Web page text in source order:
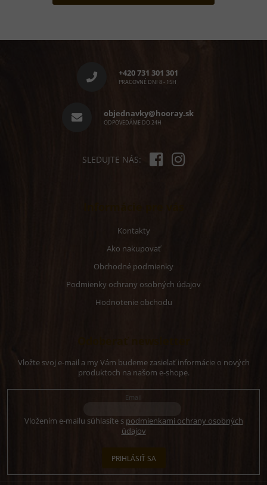
Z
+420 731 301 301
PRACOVNÉ DNI 8 - 15H
objednavky@hooray.sk
ODPOVEDÁME DO 24H
SLEDUJTE NÁS:
Kontakty
Ako nakupovať
Obchodné podmienky
Podmienky ochrany osobných údajov
Hodnotenie obchodu
Vložte svoj e-mail a my Vám budeme zasielať informácie o nových
produktoch na našom e-shope.
Email
Vložením e-mailu súhlasíte s podmienkami ochrany osobných
údajov
PRIHLÁSIŤ SA